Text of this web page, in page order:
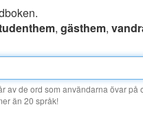
, gästhem,
av de ord som användarna övar
än 20 språk!